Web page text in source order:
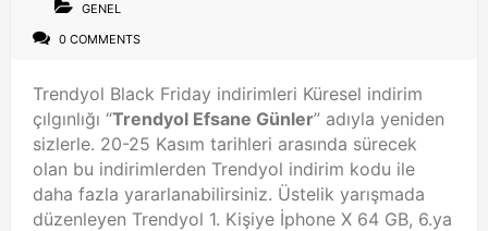
GENEL
0 COMMENTS
Trendyol Black Friday indirimleri Küresel indirim
çılgınlığı “Trendyol Efsane Günler” adıyla yeniden
sizlerle. 20-25 Kasım tarihleri arasında sürecek
olan bu indirimlerden Trendyol indirim kodu ile
daha fazla yararlanabilirsiniz. Üstelik yarışmada
düzenleyen Trendyol 1. Kişiye İphone X 64 GB, 6.ya